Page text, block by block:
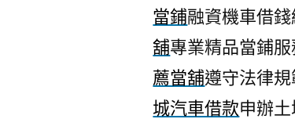
當鋪融資機車借
舖專業精品當鋪
薦當舖遵守法律
城汽車借款申辦